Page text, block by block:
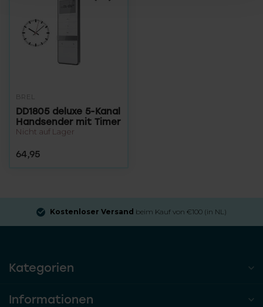
BREL
DD1805 deluxe 5-Kanal
Handsender mit Timer
Nicht auf Lager
64,95
Kostenloser Versand beim Kauf von €100 (in NL)
Kategorien
Informationen